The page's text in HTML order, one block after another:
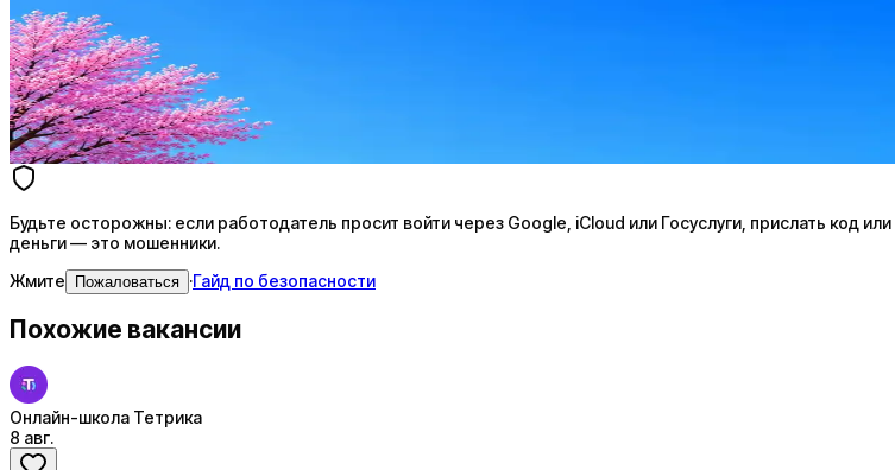
AI-адаптация отклика под вакансию
AI генерация сопроводительных писем
4 990 ₽/мес
Купить доступ
Будьте осторожны: если работодатель просит войти через Google, iCloud или Госуслуги, прислать код
деньги — это мошенники.
Жмите
Пожаловаться ·Гайд по безопасности
Похожие вакансии
Онлайн-школа Тетрика
8 авг.